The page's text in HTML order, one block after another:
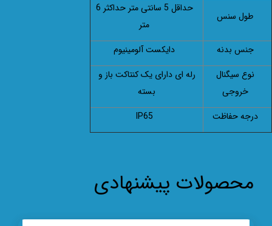
طول سنس
حداقل 5 سانتی متر حداکثر 6
متر
جنس بدنه
دایکست آلومینیوم
نوع سیگنال
خروجی
رله ای دارای یک کنتاکت باز و
بسته
درجه حفاظت
IP65
محصولات پیشنهادی